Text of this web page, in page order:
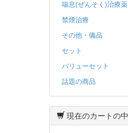
喘息(ぜんそく)治療薬
禁煙治療
その他・備品
セット
バリューセット
話題の商品
現在のカートの中